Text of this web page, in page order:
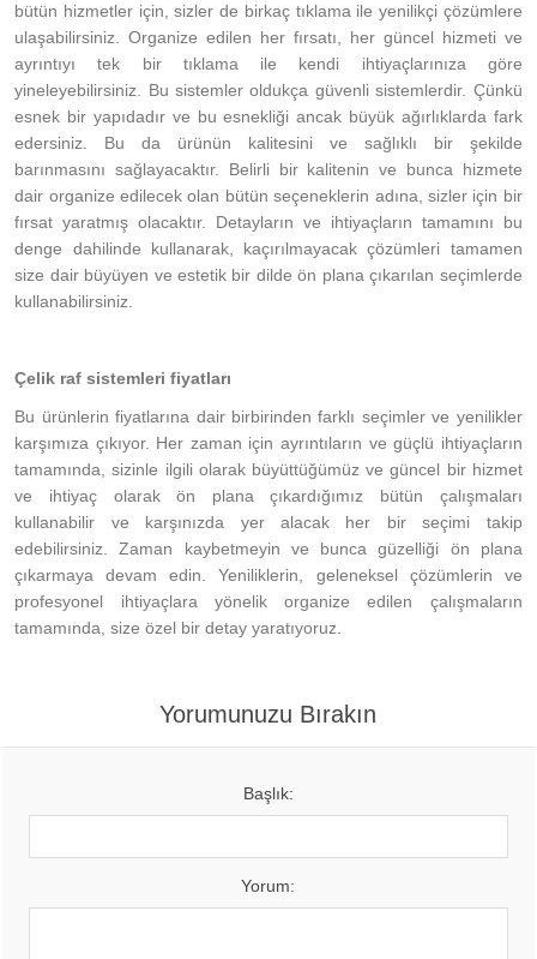
bütün hizmetler için, sizler de birkaç tıklama ile yenilikçi çözümlere
ulaşabilirsiniz. Organize edilen her fırsatı, her güncel hizmeti ve
ayrıntıyı tek bir tıklama ile kendi ihtiyaçlarınıza göre
yineleyebilirsiniz. Bu sistemler oldukça güvenli sistemlerdir. Çünkü
esnek bir yapıdadır ve bu esnekliği ancak büyük ağırlıklarda fark
edersiniz. Bu da ürünün kalitesini ve sağlıklı bir şekilde
barınmasını sağlayacaktır. Belirli bir kalitenin ve bunca hizmete
dair organize edilecek olan bütün seçeneklerin adına, sizler için bir
fırsat yaratmış olacaktır. Detayların ve ihtiyaçların tamamını bu
denge dahilinde kullanarak, kaçırılmayacak çözümleri tamamen
size dair büyüyen ve estetik bir dilde ön plana çıkarılan seçimlerde
kullanabilirsiniz.
Çelik raf sistemleri fiyatları
Bu ürünlerin fiyatlarına dair birbirinden farklı seçimler ve yenilikler
karşımıza çıkıyor. Her zaman için ayrıntıların ve güçlü ihtiyaçların
tamamında, sizinle ilgili olarak büyüttüğümüz ve güncel bir hizmet
ve ihtiyaç olarak ön plana çıkardığımız bütün çalışmaları
kullanabilir ve karşınızda yer alacak her bir seçimi takip
edebilirsiniz. Zaman kaybetmeyin ve bunca güzelliği ön plana
çıkarmaya devam edin. Yeniliklerin, geleneksel çözümlerin ve
profesyonel ihtiyaçlara yönelik organize edilen çalışmaların
tamamında, size özel bir detay yaratıyoruz.
Yorumunuzu Bırakın
Başlık:
Yorum: